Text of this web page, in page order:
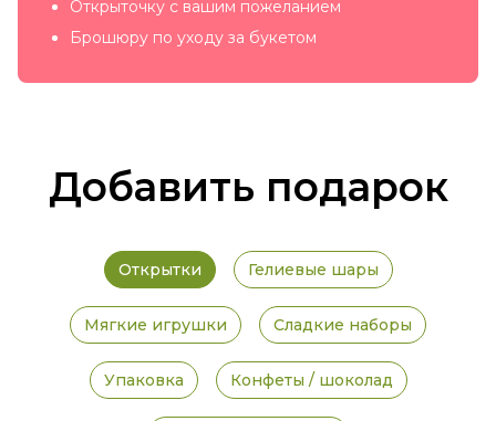
Открыточку с вашим пожеланием
Брошюру по уходу за букетом
Добавить подарок
Открытки Гелиевые шары
Мягкие игрушки Сладкие наборы
Упаковка Конфеты / шоколад